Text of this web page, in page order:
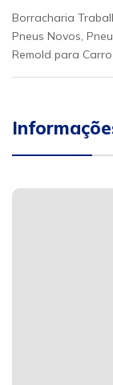
Borracharia
Pneus Novos,
Remold para